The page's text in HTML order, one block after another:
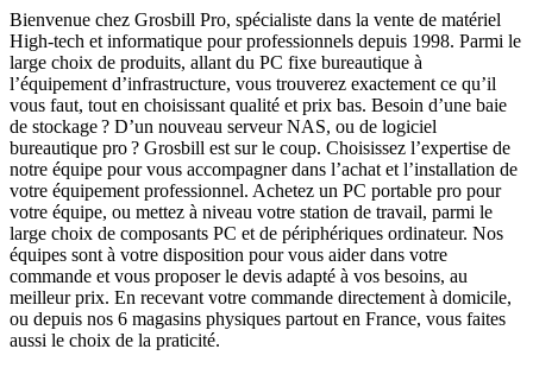
Bienvenue chez Grosbill Pro, spécialiste dans la vente de matériel
High-tech et informatique pour professionnels depuis 1998. Parmi le
large choix de produits, allant du PC fixe bureautique à
l’équipement d’infrastructure, vous trouverez exactement ce qu’il
vous faut, tout en choisissant qualité et prix bas. Besoin d’une baie
de stockage ? D’un nouveau serveur NAS, ou de logiciel
bureautique pro ? Grosbill est sur le coup. Choisissez l’expertise de
notre équipe pour vous accompagner dans l’achat et l’installation de
votre équipement professionnel. Achetez un PC portable pro pour
votre équipe, ou mettez à niveau votre station de travail, parmi le
large choix de composants PC et de périphériques ordinateur. Nos
équipes sont à votre disposition pour vous aider dans votre
commande et vous proposer le devis adapté à vos besoins, au
meilleur prix. En recevant votre commande directement à domicile,
ou depuis nos 6 magasins physiques partout en France, vous faites
aussi le choix de la praticité.